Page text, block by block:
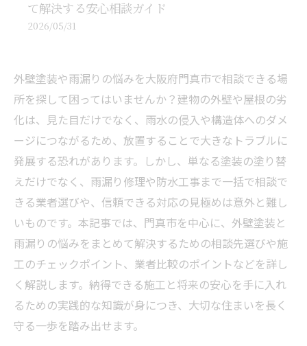
て解決する安心相談ガイド
2026/05/31
外壁塗装や雨漏りの悩みを大阪府門真市で相談できる場
所を探して困ってはいませんか？建物の外壁や屋根の劣
化は、見た目だけでなく、雨水の侵入や構造体へのダメ
ージにつながるため、放置することで大きなトラブルに
発展する恐れがあります。しかし、単なる塗装の塗り替
えだけでなく、雨漏り修理や防水工事まで一括で相談で
きる業者選びや、信頼できる対応の見極めは意外と難し
いものです。本記事では、門真市を中心に、外壁塗装と
雨漏りの悩みをまとめて解決するための相談先選びや施
工のチェックポイント、業者比較のポイントなどを詳し
く解説します。納得できる施工と将来の安心を手に入れ
るための実践的な知識が身につき、大切な住まいを長く
守る一歩を踏み出せます。